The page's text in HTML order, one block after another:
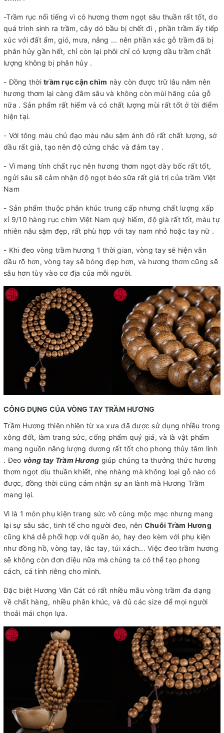
-Trầm rục nổi tiếng vì có hương thơm ngọt sâu thuần rất tốt, do
quá trình sinh ra trầm, cây dó bầu bị chết đi , phần trầm ấy tiếp
xúc với đất ẩm, gió, mưa, nắng ... nên phần xác gỗ trầm đã bị
phân hủy gần hết, chỉ còn lại phôi chỉ có lượng dầu trầm chất
lượng không bị phân hủy .
- Đồng thời trầm rục cận chìm này còn được trữ lâu năm nên
hương thơm lại càng đằm sâu và không còn mùi hăng của gỗ
nữa . Sản phẩm rất hiếm và có chất lượng mùi rất tốt ở tời điểm
hiện tại.
- Với tông màu chủ đạo màu nâu sậm ánh đỏ rất chất lượng, sớ
dầu rất già, tạo nên độ cứng chắc và đằm tay .
- Vì mang tính chất rục nên hương thơm ngọt dày bốc rất tốt,
ngửi sâu sẽ cảm nhận độ ngọt béo sữa rất giá trị của trầm Việt
Nam
- Sản phẩm thuộc phân khúc trung cấp nhưng chất lượng xấp
xỉ 9/10 hàng rục chìm Việt Nam quý hiếm, độ già rất tốt, màu tự
nhiên nâu sậm đẹp, rất phù hợp với tay nam nhỏ hoặc tay nữ .
- Khi đeo vòng trầm hương 1 thời gian, vòng tay sẽ hiện vân
dầu rõ hơn, vòng tay sẽ bóng đẹp hơn, và hương thơm cũng sẽ
sâu hơn tùy vào cơ địa của mỗi người.
CÔNG DỤNG CỦA VÒNG TAY TRẦM HƯƠNG
Trầm Hương thiên nhiên từ xa xưa đã được sử dụng nhiều trong
xông đốt, làm trang sức, cống phẩm quý giá, và là vật phẩm
mang nguồn năng lượng dương rất tốt cho phong thủy tâm linh
. Đeo vòng tay Trầm Hương giúp chúng ta thưởng thức hương
thơm ngọt dịu thuần khiết, nhẹ nhàng mà không loại gỗ nào có
được, đồng thời cũng cảm nhận sự an lành mà Hương Trầm
mang lại.
Vì là 1 món phụ kiện trang sức vô cùng mộc mạc nhưng mang
lại sự sâu sắc, tinh tế cho người đeo, nên Chuỗi Trầm Hương
cũng khá dễ phối hợp với quần áo, hay đeo kèm với phụ kiện
như đồng hồ, vòng tay, lắc tay, túi xách... Việc đeo trầm hương
sẽ không còn đơn điệu nữa mà chúng ta có thể tạo phong
cách, cá tính riêng cho mình.
Đặc biệt Hương Vân Cát có rất nhiều mẫu vòng trầm đa dạng
về chất hàng, nhiều phân khúc, và đủ các size để mọi người
thoải mái chọn lựa.